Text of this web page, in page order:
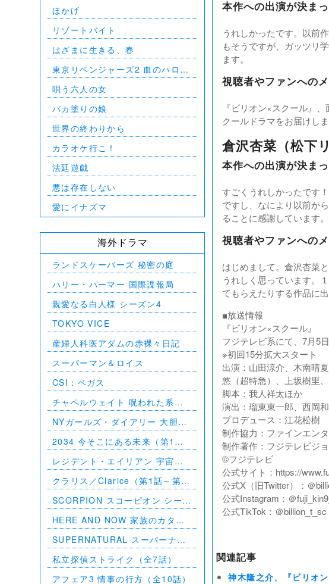
本作への出演が決ま
うれしかったです。以前
もそうですが、ガッツリ
ます。
視聴者やファンへの
『ビリオン×スクール』
クールドラマをお届けし
倉沢杏菜（松下
本作への出演が決ま
すごくうれしかったです
ですし、なにより以前か
ることに感謝しています
視聴者やファンへの
はじめまして。倉沢杏菜
うれしく思っています。
てもらえたりする作品に
■放送情報
『ビリオン×スクール』
フジテレビ系にて、7月5
※初回15分拡大スタート
出演：山田涼介、木南晴
悠（超特急）、上坂樹里
脚本：我人祥太ほか
演出：瑠東東一郎、西岡
プロデュース：江花松樹
制作協力：ファインエン
制作著作：フジテレビジ
©フジテレビ
公式サイト：https://
公式X（旧Twitter）：＠
公式Instagram：＠
公式TikTok：＠billion_t_sc
関連記事
神木隆之介、『ビリオ
ほかげ
リゾートバイト
はざまに生きる、春
東京リベンジャーズ2 血のハロウ
ィン編 -決戦-
唄う六人の女
バカ塗りの娘
世界の終わりから
カラオケ行こ！
法廷遊戯
悪は存在しない
愛にイナズマ
海外ドラマ
ランドスケーパーズ 秘密の庭
ハリー・パーマー 国際諜報局
親愛なる白人様 シーズン4
TOKYO VICE
産婦人科医アダムの赤裸々日記
スーパーマン＆ロイス
CSI：ベガス
チャペルウェイト 呪われた系譜
（第1話～第10話）
NYガールズ・ダイアリー 大胆不
敵な私たち シーズン5（第1話～
第2話）
2034 今そこにある未来（第1話
～第6話）
レジデント・エイリアン 宇宙か
らの訪問者（第1話～第7話）
クラリス／Clarice（第1話～第9
話）
SCORPION スコーピオン シーズ
ン1（第1話～第21話）
HERE AND NOW 家族のカタチ
（全10話）
SUPERNATURAL スーパーナチ
ュラル シーズン11（全23話）
私立探偵ストライク（全7話）
アフェア3 情事の行方（全10話）